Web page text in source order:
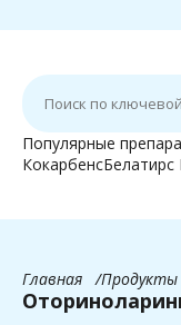
Популярные
КокарбенсБелатирс
Главная Продукты